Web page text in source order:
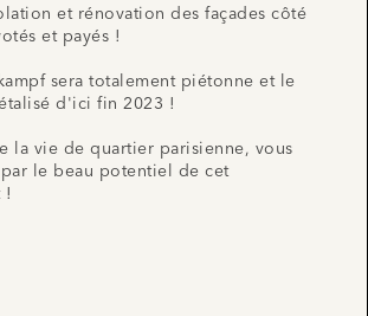
et rénovation des façades côté
et payés !
sera totalement piétonne et le
d'ici fin 2023 !
la vie de quartier parisienne, vous
le beau potentiel de cet
!